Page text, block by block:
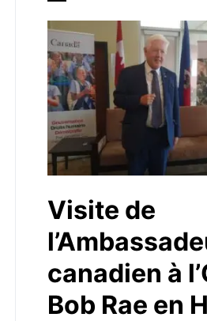
Visite de
canadien à
Bob Rae en